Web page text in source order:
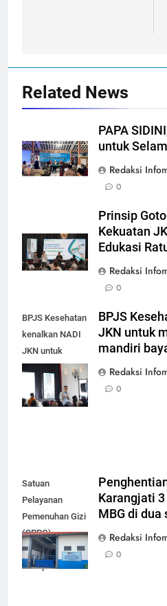
Related News
PAPA
untuk
Redaksi
0
Prinsip
Kekuatan
Edukasi
Redaksi
0
BPJS Kesehatan
kenalkan NADI
JKN untuk
mudahkan
peserta mandiri
bayar iuran
BPJS
JKN untuk
mandiri
Redaksi
0
Satuan
Pelayanan
Pemenuhan Gizi
(SPPG)
Karangjati 3 di
Kabupaten Blora
Karangjati
MBG di dua
Redaksi
0